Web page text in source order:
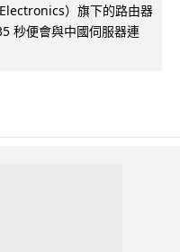
）旗下的路由器
秒便會與中國伺服器連